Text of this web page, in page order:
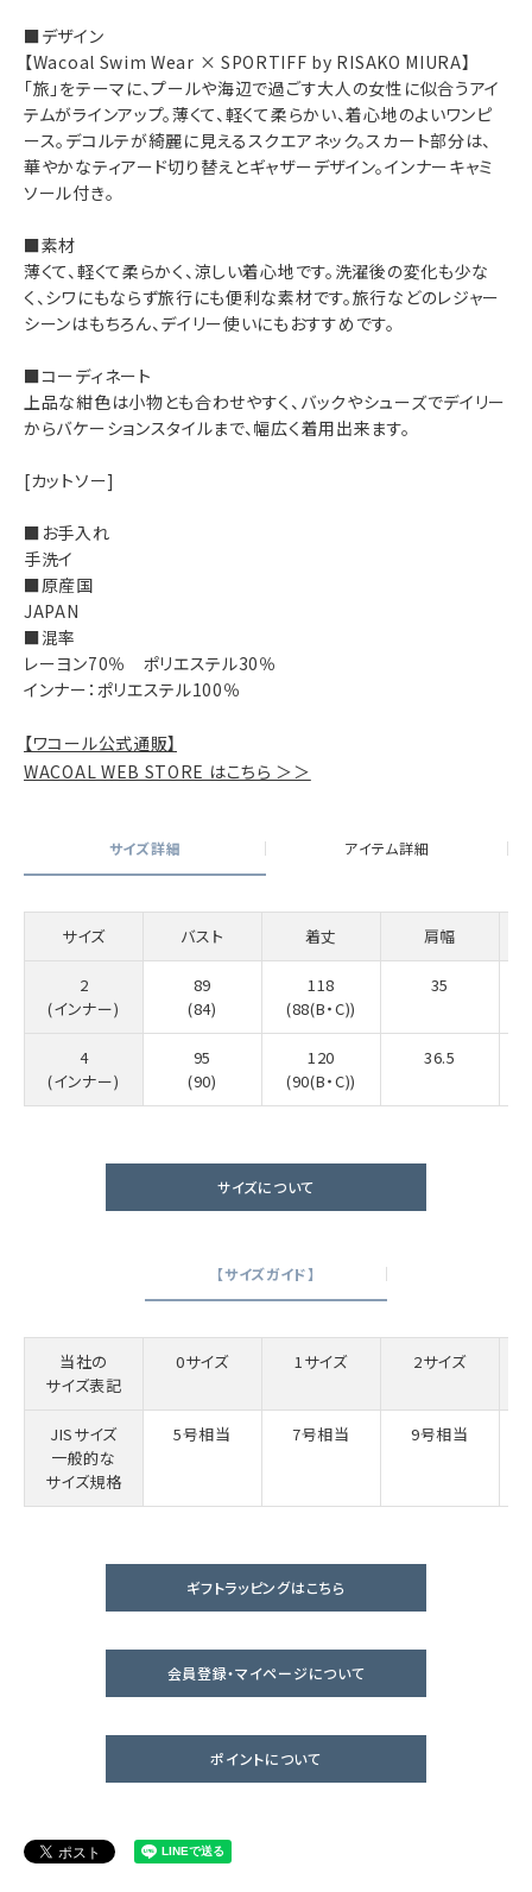
■デザイン
【Wacoal Swim Wear × SPORTIFF by RISAKO MIURA】
「旅」をテーマに、プールや海辺で過ごす大人の女性に似合うアイ
テムがラインアップ。薄くて、軽くて柔らかい、着心地のよいワンピ
ース。デコルテが綺麗に見えるスクエアネック。スカート部分は、
華やかなティアード切り替えとギャザーデザイン。インナーキャミ
ソール付き。
■素材
薄くて、軽くて柔らかく、涼しい着心地です。洗濯後の変化も少な
く、シワにもならず旅行にも便利な素材です。旅行などのレジャー
シーンはもちろん、デイリー使いにもおすすめです。
■コーディネート
上品な紺色は小物とも合わせやすく、バックやシューズでデイリー
からバケーションスタイルまで、幅広く着用出来ます。
[カットソー]
■お手入れ
手洗イ
■原産国
JAPAN
■混率
レーヨン70％ ポリエステル30％
インナー：ポリエステル100％
【ワコール公式通販】
WACOAL WEB STORE はこちら ＞＞
サイズ詳細 アイテム詳細
サイズ バスト 着丈 肩幅
2
(インナー)
89
(84)
118
(88(B・C))
35
4
(インナー)
95
(90)
120
(90(B・C))
36.5
サイズについて
【サイズガイド】
当社の
サイズ表記
0サイズ 1サイズ 2サイズ
JISサイズ
一般的な
サイズ規格
5号相当 7号相当 9号相当
ギフトラッピングはこちら
会員登録・マイページについて
ポイントについて